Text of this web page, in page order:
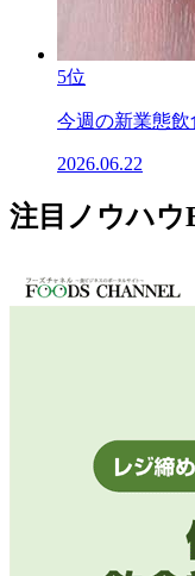
5位
今週の新業態
2026.06.22
注目ノウハウ